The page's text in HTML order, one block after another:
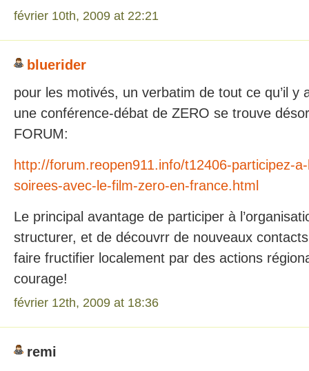
février 10th, 2009 at 22:21
bluerider
pour les motivés, un verbatim de tout ce qu’il y
une conférence-débat de ZERO se trouve
FORUM:
http://forum.reopen911.info/t12406-participez-
soirees-avec-le-film-zero-en-france.html
Le principal avantage de participer à
structurer, et de découvrr de nouveaux
faire fructifier localement par des actions
courage!
février 12th, 2009 at 18:36
remi